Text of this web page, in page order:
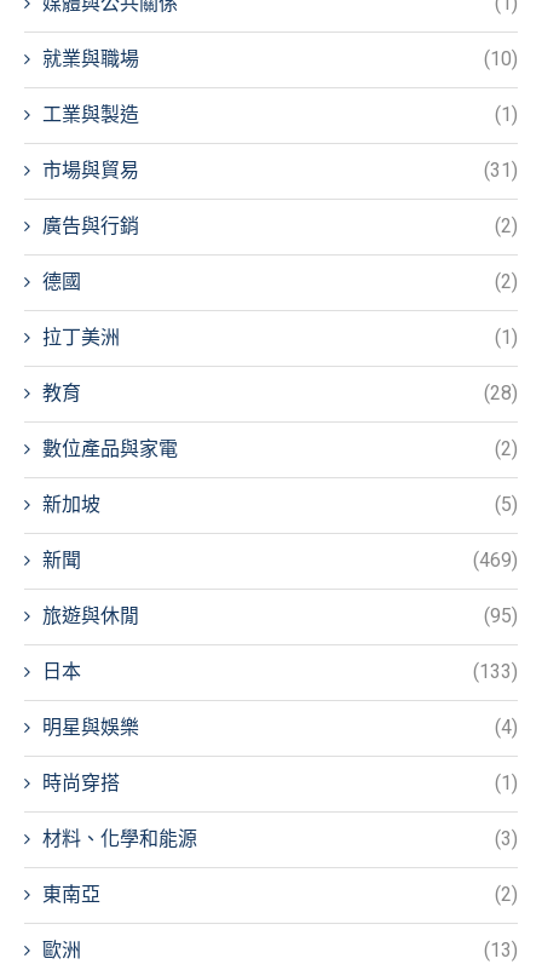
就業與職場 (10)
工業與製造 (1)
市場與貿易 (31)
廣告與行銷 (2)
德國 (2)
拉丁美洲 (1)
教育 (28)
數位產品與家電 (2)
新加坡 (5)
新聞 (469)
旅遊與休閒 (95)
日本 (133)
明星與娛樂 (4)
時尚穿搭 (1)
材料、化學和能源 (3)
東南亞 (2)
歐洲 (13)